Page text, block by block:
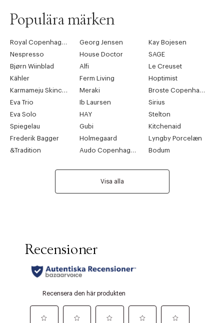
Populära märken
Royal Copenhagen Georg Jensen
Kay Bojesen
Nespresso
House Doctor
SAGE
Bjørn Wiinblad
Alfi
Le Creuset
Kähler
Ferm Living
Hoptimist
Karmameju Skincare
Meraki
Broste Copenhagen
Eva Trio
Ib Laursen
Sirius
Eva Solo
HAY
Stelton
Spiegelau
Gubi
Kitchenaid
Frederik Bagger
Holmegaard
Lyngby Porcelæn
&Tradition
Audo Copenhagen Bodum
Visa alla